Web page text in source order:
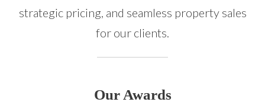
strategic pricing, and seamless property sales
for our clients.
Our Awards